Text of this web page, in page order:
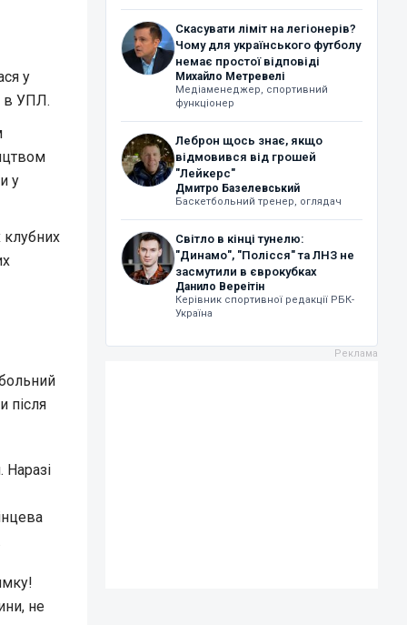
у
в УПЛ.
у
клубних
після
не
Скасувати ліміт на легіонерів?
Чому для українського футболу
немає простої відповіді
Михайло Метревелі
Медіаменеджер, спортивний
функціонер
Леброн щось знає, якщо
відмовився від грошей
"Лейкерс"
Дмитро Базелевський
Баскетбольний тренер, оглядач
Світло в кінці тунелю:
"Динамо", "Полісся" та ЛНЗ не
засмутили в єврокубках
Данило Вереітін
Керівник спортивної редакції РБК-
Україна